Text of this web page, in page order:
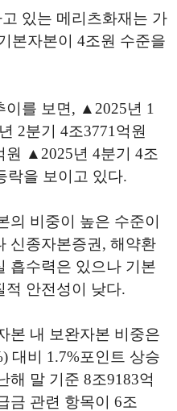
있는 메리츠화재는 가
본자본이 4조원 수준을
이를 보면, ▲2025년 1
2분기 4조3771억원
원 ▲2025년 4분기 4조
락을 보이고 있다.
의 비중이 높은 수준이
신종자본증권, 해약환
흡수력은 있으나 기본
적 안전성이 낮다.
본 내 보완자본 비중은
대비 1.7%포인트 상승
해 말 기준 8조9183억
금 관련 항목이 6조